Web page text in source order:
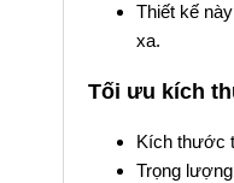
Thiết kế
xa.
Tối ưu kích
Kích thước
Trọng